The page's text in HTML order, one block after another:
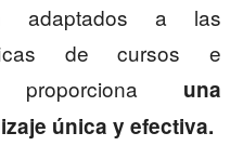
adaptados a las
de cursos e
proporciona una
única y efectiva.